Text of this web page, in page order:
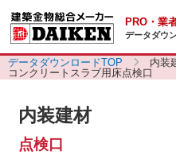
PRO・業
データダウ
データダウンロードTOP 内装
コンクリートスラブ用床点検口
内装建材
点検口